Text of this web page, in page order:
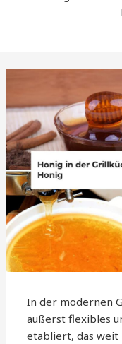
In der modernen
äußerst flexibles
etabliert, das weit